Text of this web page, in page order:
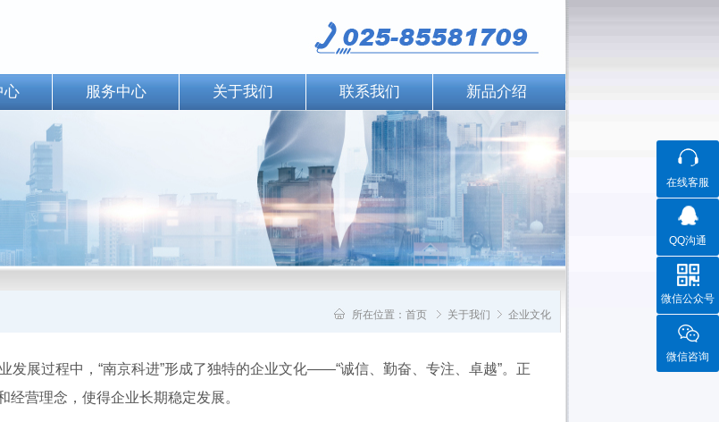
心 服务中心 关于我们 联系我们 新品介绍
所在位置： 首页 关于我们 企业文化
展过程中，“南京科进”形成了独特的企业文化——“诚信、勤奋、专注、卓越”。正
经营理念，使得企业长期稳定发展。
在线客服
QQ沟通
微信公众号
微信咨询